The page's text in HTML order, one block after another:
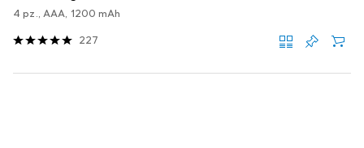
4 pz., AAA, 1200 mAh
227